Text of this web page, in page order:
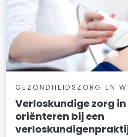
GEZONDHEIDSZORG EN
Verloskundige zorg
oriënteren bij een